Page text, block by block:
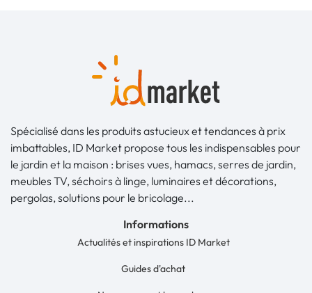
Spécialisé dans les produits astucieux et tendances à prix
imbattables, ID Market propose tous les indispensables pour
le jardin et la maison : brises vues, hamacs, serres de jardin,
meubles TV, séchoirs à linge, luminaires et décorations,
pergolas, solutions pour le bricolage...
Informations
Actualités et inspirations ID Market
Guides d'achat